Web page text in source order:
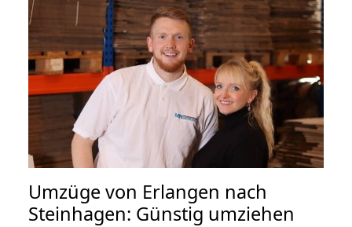
Umzüge von Erlangen nach
Steinhagen: Günstig umziehen